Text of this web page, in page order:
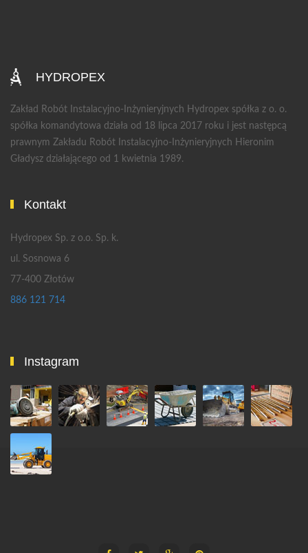
HYDROPEX
Zakład Robót Instalacyjno-Inżynieryjnych Hydropex spółka z o. o.
spółka komandytowa działa od 18 lipca 2017 roku i jest następcą
prawnym Zakładu Robót Instalacyjno-Inżynieryjnych Hieronim
Gładysz działającego od 1 kwietnia 1989.
Kontakt
Hydropex Sp. z o.o. Sp. k.
ul. Sosnowa 6
77-400 Złotów
886 121 714
Instagram